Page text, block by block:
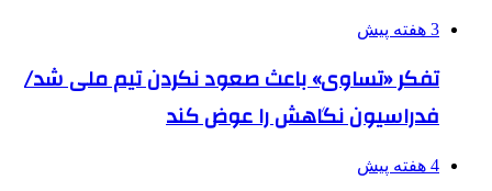
3 هفته پیش
تفکر «تساوی» باعث صعود نکردن تیم ملی شد/
فدراسیون نگاهش را عوض کند
4 هفته پیش